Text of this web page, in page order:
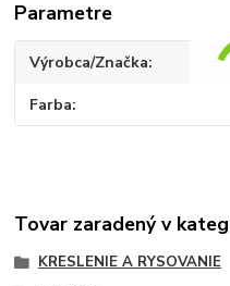
Parametre
Výrobca/Značka
Farba
Tovar zaradený v
KRESLENIE A RYSOVANIE